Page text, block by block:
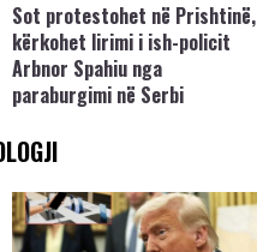
Sot protestohet në Prishtinë,
kërkohet lirimi i ish-policit
Arbnor Spahiu nga
paraburgimi në Serbi